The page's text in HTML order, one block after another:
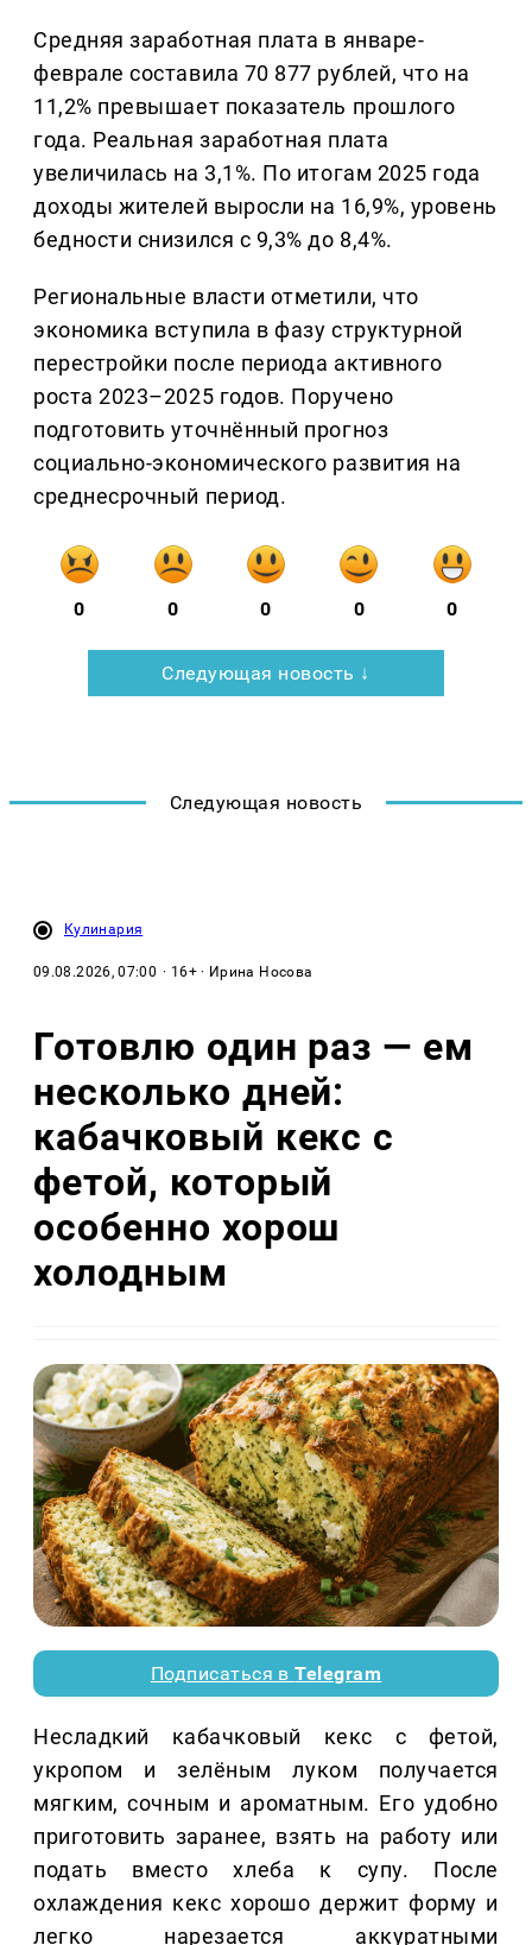
Средняя заработная плата в январе-
феврале составила 70 877 рублей, что на
11,2% превышает показатель прошлого
года. Реальная заработная плата
увеличилась на 3,1%. По итогам 2025 года
доходы жителей выросли на 16,9%, уровень
бедности снизился с 9,3% до 8,4%.
Региональные власти отметили, что
экономика вступила в фазу структурной
перестройки после периода активного
роста 2023–2025 годов. Поручено
подготовить уточнённый прогноз
социально-экономического развития на
среднесрочный период.
0 0 0 0 0
Следующая новость ↓
Следующая новость
Кулинария
09.08.2026, 07:00 · 16+ · Ирина Носова
Готовлю один раз — ем
несколько дней:
кабачковый кекс с
фетой, который
особенно хорош
холодным
Подписаться вTelegram
Несладкий кабачковый кекс с фетой,
укропом и зелёным луком получается
мягким, сочным и ароматным. Его удобно
приготовить заранее, взять на работу или
подать вместо хлеба к супу. После
охлаждения кекс хорошо держит форму и
легко нарезается аккуратными